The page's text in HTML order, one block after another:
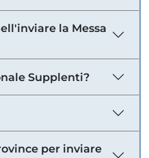
la Messa
Supplenti?
per inviare